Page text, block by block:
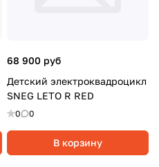
68 900 руб
Детский электроквадроцикл
SNEG LETO R RED
0 0
В корзину